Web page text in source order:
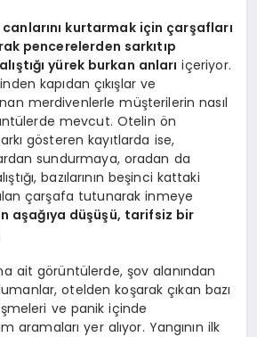
canlarını kurtarmak için çarşafları
pencerelerden sarkıtıp
yürek burkan anları içeriyor.
kapıdan çıkışlar ve
merdivenlerle müşterilerin nasıl
mevcut. Otelin ön
gösteren kayıtlarda ise,
sundurmaya, oradan da
bazılarının beşinci kattaki
çarşafa tutunarak inmeye
aşağıya düşüşü, tarifsiz bir
ait görüntülerde, şov alanından
otelden koşarak çıkan bazı
ve panik içinde
aramaları yer alıyor. Yangının ilk